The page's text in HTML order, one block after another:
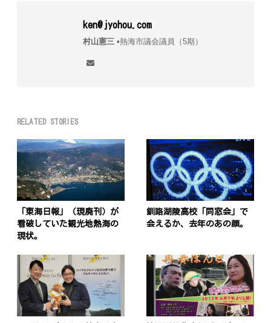
ken@jyohou.com
村山憲三▪︎熱海市議会議員（5期）
RELATED STORIES
「東海日報」（現廃刊）が
看破していた観光地熱海の
現状。
釧路湖陵高校「同窓会」で
会えるか、去年のあの顔。